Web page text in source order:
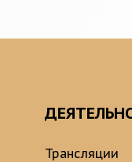
Трансляции